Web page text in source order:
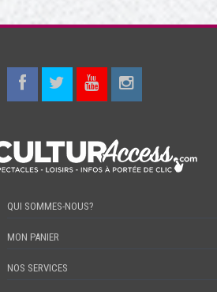
QUI SOMMES-NOUS?
MON PANIER
NOS SERVICES